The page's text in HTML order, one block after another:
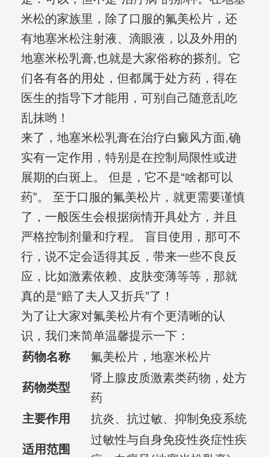
米松的家族里，除了口服的氟美松片，还
有地塞米松注射液、滴眼液，以及外用的
地塞米松乳膏,也就是大家俗称的搽剂。它
们各有各的用处，但都属于处方药，得在
医生的指导下才能用，可别自己随意乱吃
乱抹哟！
来了，地塞米松乳膏在治疗白癜风方面,确
实有一定作用，特别是在控制局限性或进
展期的白斑上。 但是，它不是“啥都可以
药”。 至于口服的氟美松片，就更需要谨慎
了，一般医生会根据病情开具处方，并且
严格控制剂量和疗程。 盲目使用，那可不
行，说不定会适得其反，带来一些不良反
应，比如激素依赖、皮肤变薄等等，那就
真的是“赔了夫人又折兵”了！
为了让大家对氟美松片有个更清晰的认
识，我们来简单温馨提示一下：
药物名称
氟美松片，地塞米松片
药物类型
肾上腺皮质激素类药物，处方
药
主要作用
抗炎、抗过敏、抑制免疫系统
适用范围
过敏性与自身免疫性炎症性疾